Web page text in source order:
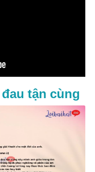
tận cùng